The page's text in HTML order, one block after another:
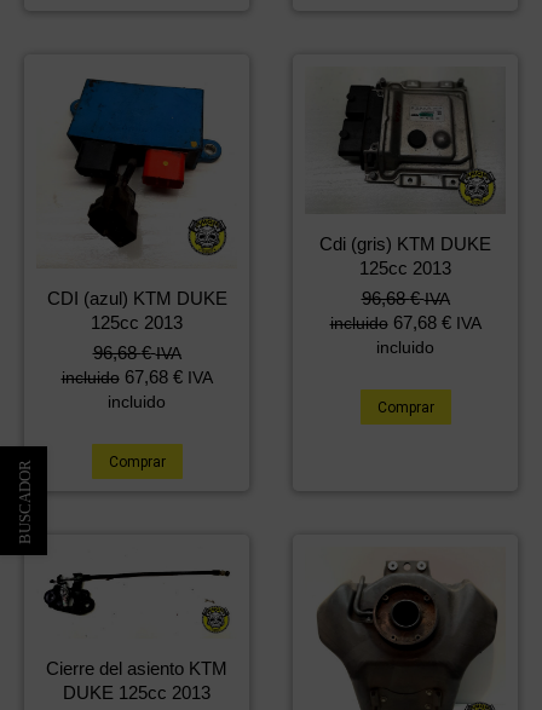
CDI (azul) KTM DUKE
125cc 2013
96,68€ IVA
incluido 67,68 € IVA
incluido
Comprar
Cdi (gris) KTM DUKE
125cc 2013
96,68€ IVA
incluido 67,68 € IVA
incluido
Comprar
Cierre del asiento KTM
DUKE 125cc 2013